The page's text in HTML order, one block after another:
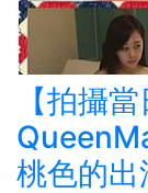
【拍攝
桃色的出